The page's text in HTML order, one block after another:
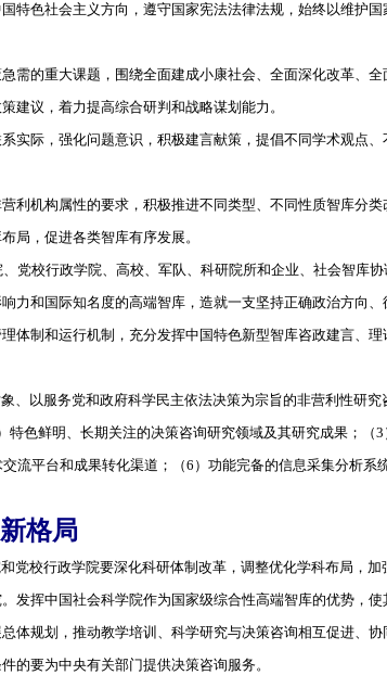
色社会主义方向，遵守国家宪法法律法规，始终以维护国
的重大课题，围绕全面建成小康社会、全面深化改革、
建议，着力提高综合研判和战略谋划能力。
际，强化问题意识，积极建言献策，提倡不同学术观点
机构属性的要求，积极推进不同类型、不同性质智库分
局，促进各类智库有序发展。
党校行政学院、高校、军队、科研院所和企业、社会智库
力和国际知名度的高端智库，造就一支坚持正确政治方向
体制和运行机制，充分发挥中国特色新型智库咨政建言、
以服务党和政府科学民主依法决策为宗旨的非营利性研
色鲜明、长期关注的决策咨询研究领域及其研究成果；（
流平台和成果转化渠道；（6）功能完备的信息采集分析系
格局
党校行政学院要深化科研体制改革，调整优化学科布局，
发挥中国社会科学院作为国家级综合性高端智库的优势，
体规划，推动教学培训、科学研究与决策咨询相互促进、
的要为中央有关部门提供决策咨询服务。